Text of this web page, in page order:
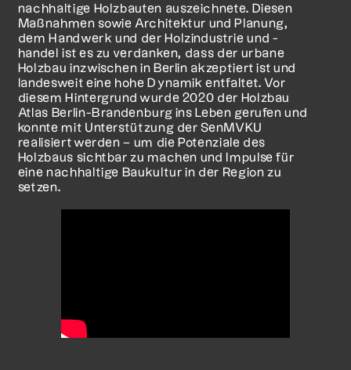
nachhaltige Holzbauten auszeichnete. Diesen
Maßnahmen sowie Architektur und Planung,
dem Handwerk und der Holzindustrie und -
handel ist es zu verdanken, dass der urbane
Holzbau inzwischen in Berlin akzeptiert ist und
landesweit eine hohe Dynamik entfaltet. Vor
diesem Hintergrund wurde 2020 der Holzbau
Atlas Berlin-Brandenburg ins Leben gerufen und
konnte mit Unterstützung der SenMVKU
realisiert werden – um die Potenziale des
Holzbaus sichtbar zu machen und Impulse für
eine nachhaltige Baukultur in der Region zu
setzen.